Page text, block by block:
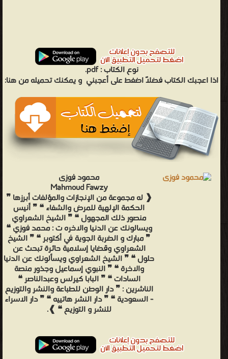
نوع الكتاب :pdf.
اذا اعجبك الكتاب فضلاً اضغط على أعجبني و يمكنك تحميله من هنا:
محمود فوزى
Mahmoud Fawzy
❰ له مجموعة من الإنجازات والمؤلفات أبرزها ❞
الحكمة الإلهية للمرض والشفاء ❝ ❞ أنيس
منصور ذلك المجهول ❝ ❞ الشيخ الشعراوي
ويسالونك عن الدنيا والاخره ت : محمد فوزي ❝
❞ مبارك و الضربة الجوية في أكتوبر ❝ ❞ الشيخ
الشعراوي وقضايا إسلامية حائرة تبحث عن
حلول ❝ ❞ الشيخ الشعراوي ويسألونك عن الدنيا
والاخرة ❝ ❞ النبوي إسماعيل وجذور منصة
السادات ❝ ❞ البابا كيرلس وعبدالناصر ❝
الناشرين : ❞ دار الوطن للطباعة والنشر والتوزيع
- السعودية ❝ ❞ دار النشر هاتييه ❝ ❞ دار الاسراء
للنشر و التوزيع ❝ ❱.